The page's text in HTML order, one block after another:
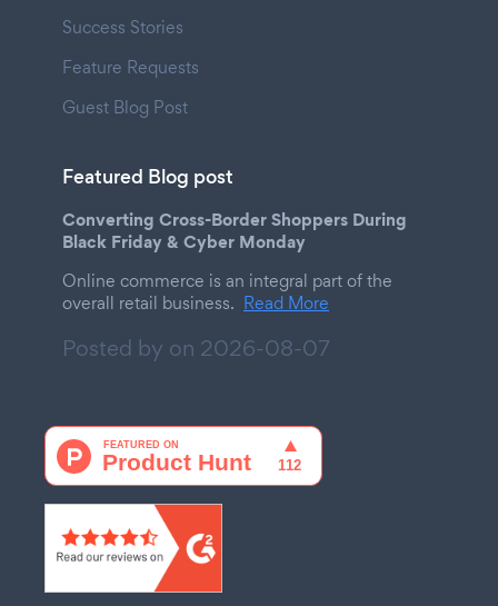
Success Stories
Feature Requests
Guest Blog Post
Featured Blog post
Converting Cross-Border Shoppers During
Black Friday & Cyber Monday
Online commerce is an integral part of the
overall retail business. Read More
Posted by on 2026-08-07